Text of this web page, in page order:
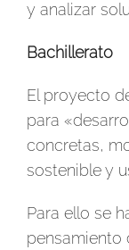
y analizar
Bachillerato
El proyecto
para
concretas,
sostenible y
Para ello se
pensamiento